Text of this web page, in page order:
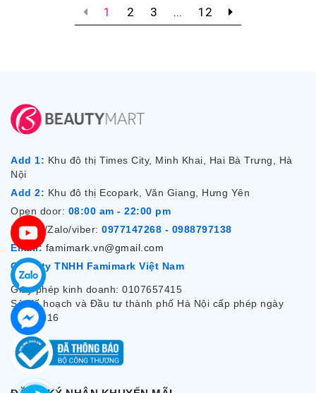
1 2 3 ... 12
Add 1: Khu đô thị Times City, Minh Khai, Hai Bà Trưng, Hà
Nội
Add 2: Khu đô thị Ecopark, Văn Giang, Hưng Yên
Open door: 08:00 am - 22:00 pm
Hotline/Zalo/viber: 0977147268 - 0988797138
Email: famimark.vn@gmail.com
Công ty TNHH Famimark Việt Nam
Giấy phép kinh doanh: 0107657415
Sở Kế hoạch và Đầu tư thành phố Hà Nội cấp phép ngày
7/12/2016